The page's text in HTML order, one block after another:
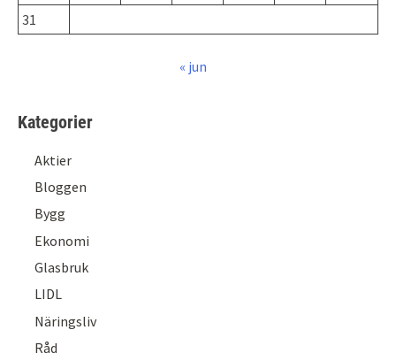
31
« jun
Kategorier
Aktier
Bloggen
Bygg
Ekonomi
Glasbruk
LIDL
Näringsliv
Råd